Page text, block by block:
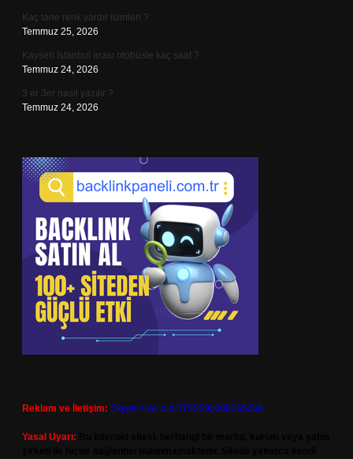
Kaç tane renk vardır isimleri ?
Temmuz 25, 2026
Kayseri İstanbul arası otobüsle kaç saat ?
Temmuz 24, 2026
3 er 3er nasıl yazılır ?
Temmuz 24, 2026
Reklam ve İletişim: Skype: live:.cid.575569c608265c69
Yasal Uyarı: